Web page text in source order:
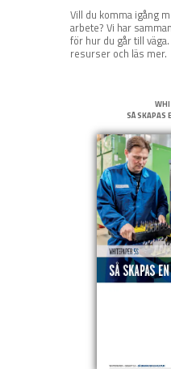
Vill du komma igång
arbete? Vi har
för hur du går till
resurser och läs mer.
SÅ SKAPAS